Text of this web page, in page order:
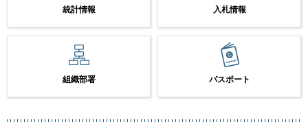
統計情報 入札情報
組織部署 パスポート